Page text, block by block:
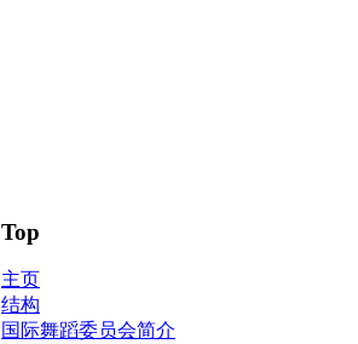
Top
主页
结构
国际舞蹈委员会简介